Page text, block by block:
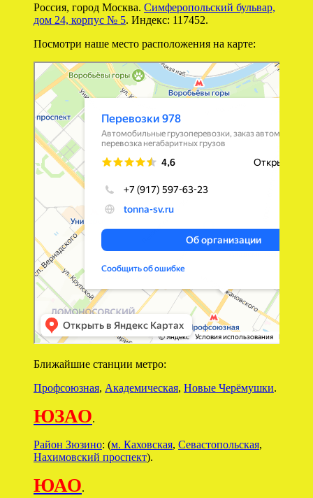
Россия, город Москва. Симферопольский бульвар,
дом 24, корпус № 5. Индекс: 117452.
Посмотри наше место расположения на карте:
Перевозки 978
Перевозка негабаритных грузов в Москве
Автомобильные грузоперевозки в Москве
Ближайшие станции метро:
Профсоюзная, Академическая, Новые Черёмушки.
ЮЗАО.
Район Зюзино: (м. Каховская, Севастопольская,
Нахимовский проспект).
ЮАО.